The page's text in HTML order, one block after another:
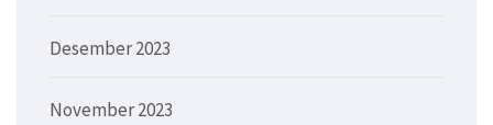
Desember 2023
November 2023